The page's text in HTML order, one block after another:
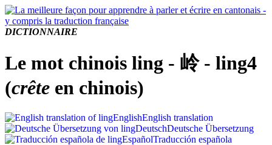
DICTIONNAIRE
Le mot chinois ling - 岭 - ling4
(crête en chinois)
EnglishEnglish translation
DeutschDeutsche Übersetzung
EspañolTraducción española